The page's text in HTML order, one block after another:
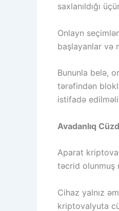
saxlanıldığı
Onlayn
başlayanlar və
Bununla belə,
tərəfindən
istifadə
Avadanlıq
Aparat
təcrid olunmuş
Cihaz yalnız
kriptovalyuta